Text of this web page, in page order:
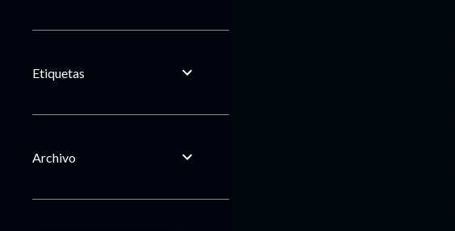
Etiquetas
Archivo